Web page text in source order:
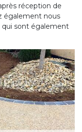
réception de
également nous
qui sont également